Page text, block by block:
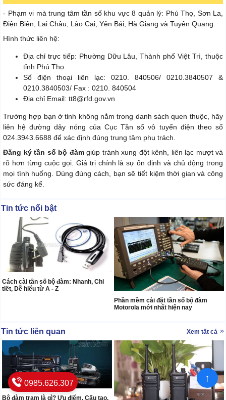
- Phạm vi mà trung tâm tần số khu vực 8 quản lý: Phú Thọ, Sơn La,
Điện Biên, Lai Châu, Lào Cai, Yên Bái, Hà Giang và Tuyên Quang.
Hình thức liên hệ:
Địa chỉ trực tiếp: Phường Dữu Lâu, Thành phố Việt Trì, thuộc
tỉnh Phú Thọ.
Số điện thoại liên lạc: 0210. 840506/ 0210.3840507 &
0210.3840503/ Fax : 0210. 840504
Địa chỉ Email: tt8@rfd.gov.vn
Trường hợp bạn ở tỉnh không nằm trong danh sách quen thuộc, hãy
liên hệ đường dây nóng của Cục Tần số vô tuyến điện theo số
024.3943.6688 để xác định đúng trung tâm phụ trách.
Đăng ký tần số bộ đàmgiúp tránh xung đột kênh, liên lạc mượt và
rõ hơn từng cuộc gọi. Giá trị chính là sự ổn định và chủ động trong
mọi tình huống. Dùng đúng cách, bạn sẽ tiết kiệm thời gian và công
sức đáng kể.
Tin tức nổi bật
Cách cài tần số bộ đàm: Nhanh, Chi
tiết, Dễ hiểu từ A - Z
Phần mềm cài đặt tần số bộ đàm
Motorola mới nhất hiện nay
Tin tức liên quan Xem tất cả
Bộ đàm trạm là gì? Ưu điểm, Cấu tạo,
0985.626.307 ↑